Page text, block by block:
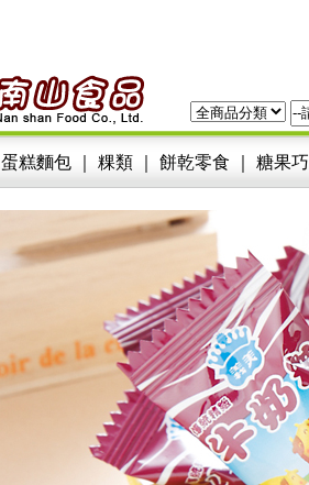
蛋糕麵包 粿類 餅乾零食 糖果